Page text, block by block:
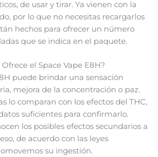
de usar y tirar. Ya vienen con la
por lo que no necesitas recargarlos
hechos para ofrecer un número
que se indica en el paquete.
el Space Vape E8H?
puede brindar una sensación
mejora de la concentración o paz.
lo comparan con los efectos del THC,
suficientes para confirmarlo.
los posibles efectos secundarios a
de acuerdo con las leyes
su ingestión.